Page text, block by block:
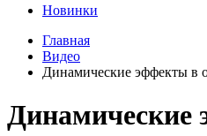
Новинки
Главная
Видео
Динамические эффекты в
Динамические